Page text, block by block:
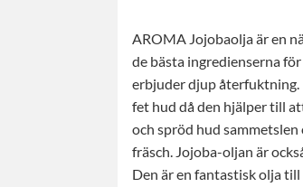
AROMA Jojobaolja är en
de bästa ingredienserna
erbjuder djup återfuktning.
fet hud då den hjälper till
och spröd hud
fräsch. Jojoba-oljan är
Den är en fantastisk olja